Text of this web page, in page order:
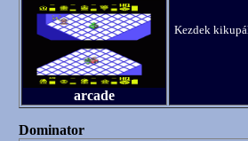
arcade
Kezdek
Dominator